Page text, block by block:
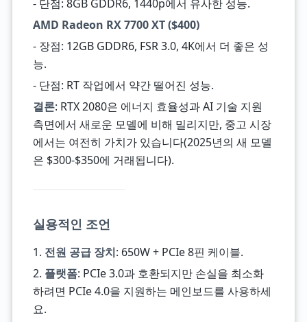
- 단점: 8GB GDDR6, 1440p에서 유사한 성능.
AMD Radeon RX 7700 XT ($400)
- 장점: 12GB GDDR6, FSR 3.0, 4K에서 더 좋은 성
능.
- 단점: RT 작업에서 약간 떨어진 성능.
결론: RTX 2080은 에너지 효율성과 AI 기술 지원
측면에서 새로운 모델에 비해 밀리지만, 중고 시장
에서는 여전히 가치가 있습니다(2025년의 새 모델
은 $300-$350에 거래됩니다).
실용적인 조언
1. 전원 공급 장치: 650W + PCIe 8핀 케이블.
2. 플랫폼: PCIe 3.0과 호환되지만 손실을 최소화
하려면 PCIe 4.0을 지원하는 메인보드를 사용하세
요.